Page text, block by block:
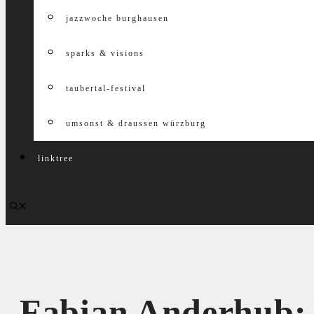
jazzwoche burghausen
sparks & visions
taubertal-festival
umsonst & draussen würzburg
linktree